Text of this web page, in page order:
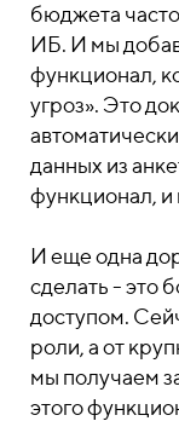
бюджета
ИБ. И мы
функционал,
угроз». Это
данных из
функционал, и
И еще одна
сделать - это
доступом.
роли, а от
мы получаем
этого